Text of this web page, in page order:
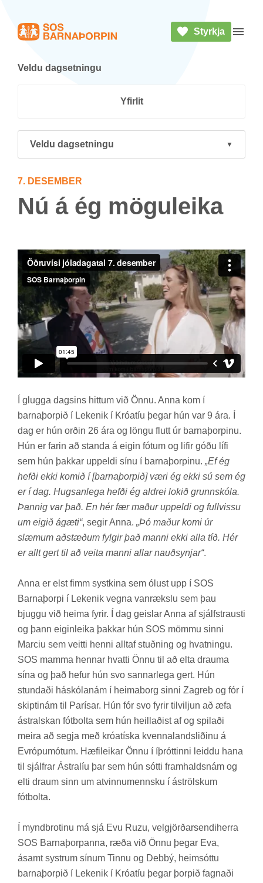
Heim Styrkja Opna
Veldu dag­setn­ingu
Yf­ir­lit
Veldu dagsetningu
7. DES­EM­BER
Nú á ég mögu­leika
Í glugga dags­ins hitt­um við Önnu. Anna kom í
barna­þorp­ið í Lekenik í Króa­tíu þeg­ar hún var 9 ára. Í
dag er hún orð­in 26 ára og löngu flutt úr barna­þorp­inu.
Hún er far­in að standa á eig­in fót­um og lif­ir góðu lífi
sem hún þakk­ar upp­eldi sínu í barna­þorp­inu. „Ef ég
hefði ekki komið í [barnaþorpið] væri ég ekki sú sem ég
er í dag. Hugsanlega hefði ég aldrei lokið grunnskóla.
Þannig var það. En hér fær maður uppeldi og fullvissu
um eigið ágæti“, seg­ir Anna. „Þó maður komi úr
slæmum aðstæðum fylgir það manni ekki alla tíð. Hér
er allt gert til að veita manni allar nauðsynjar“.
Anna er elst fimm systkina sem ólust upp í SOS
Barna­þorpi í Lekenik vegna van­rækslu sem þau
bjuggu við heima fyr­ir. Í dag geisl­ar Anna af sjálfs­trausti
og þann eig­in­leika þakk­ar hún SOS mömmu sinni
Marciu sem veitti henni alltaf stuðn­ing og hvatn­ingu.
SOS mamma henn­ar hvatti Önnu til að elta drauma
sína og það hef­ur hún svo sann­ar­lega gert. Hún
stund­aði há­skóla­nám í heima­borg sinni Za­greb og fór í
skipti­nám til Par­ís­ar. Hún fór svo fyr­ir til­vilj­un að æfa
ástr­alsk­an fót­bolta sem hún heill­að­ist af og spil­aði
meira að segja með króa­tíska kvenna­lands­lið­inu á
Evr­ópu­mót­um. Hæfi­leik­ar Önnu í íþrótt­inni leiddu hana
til sjálfr­ar Ástr­al­íu þar sem hún sótti fram­halds­nám og
elti draum sinn um at­vinnu­mennsku í áströlsk­um
fót­bolta.
Í mynd­brot­inu má sjá Evu Ruzu, vel­gjörð­ar­sendi­herra
SOS Barna­þorp­anna, ræða við Önnu þeg­ar Eva,
ásamt systr­um sín­um Tinnu og Debbý, heim­sóttu
barna­þorp­ið í Lekenik í Króa­tíu þeg­ar þorp­ið fagn­aði